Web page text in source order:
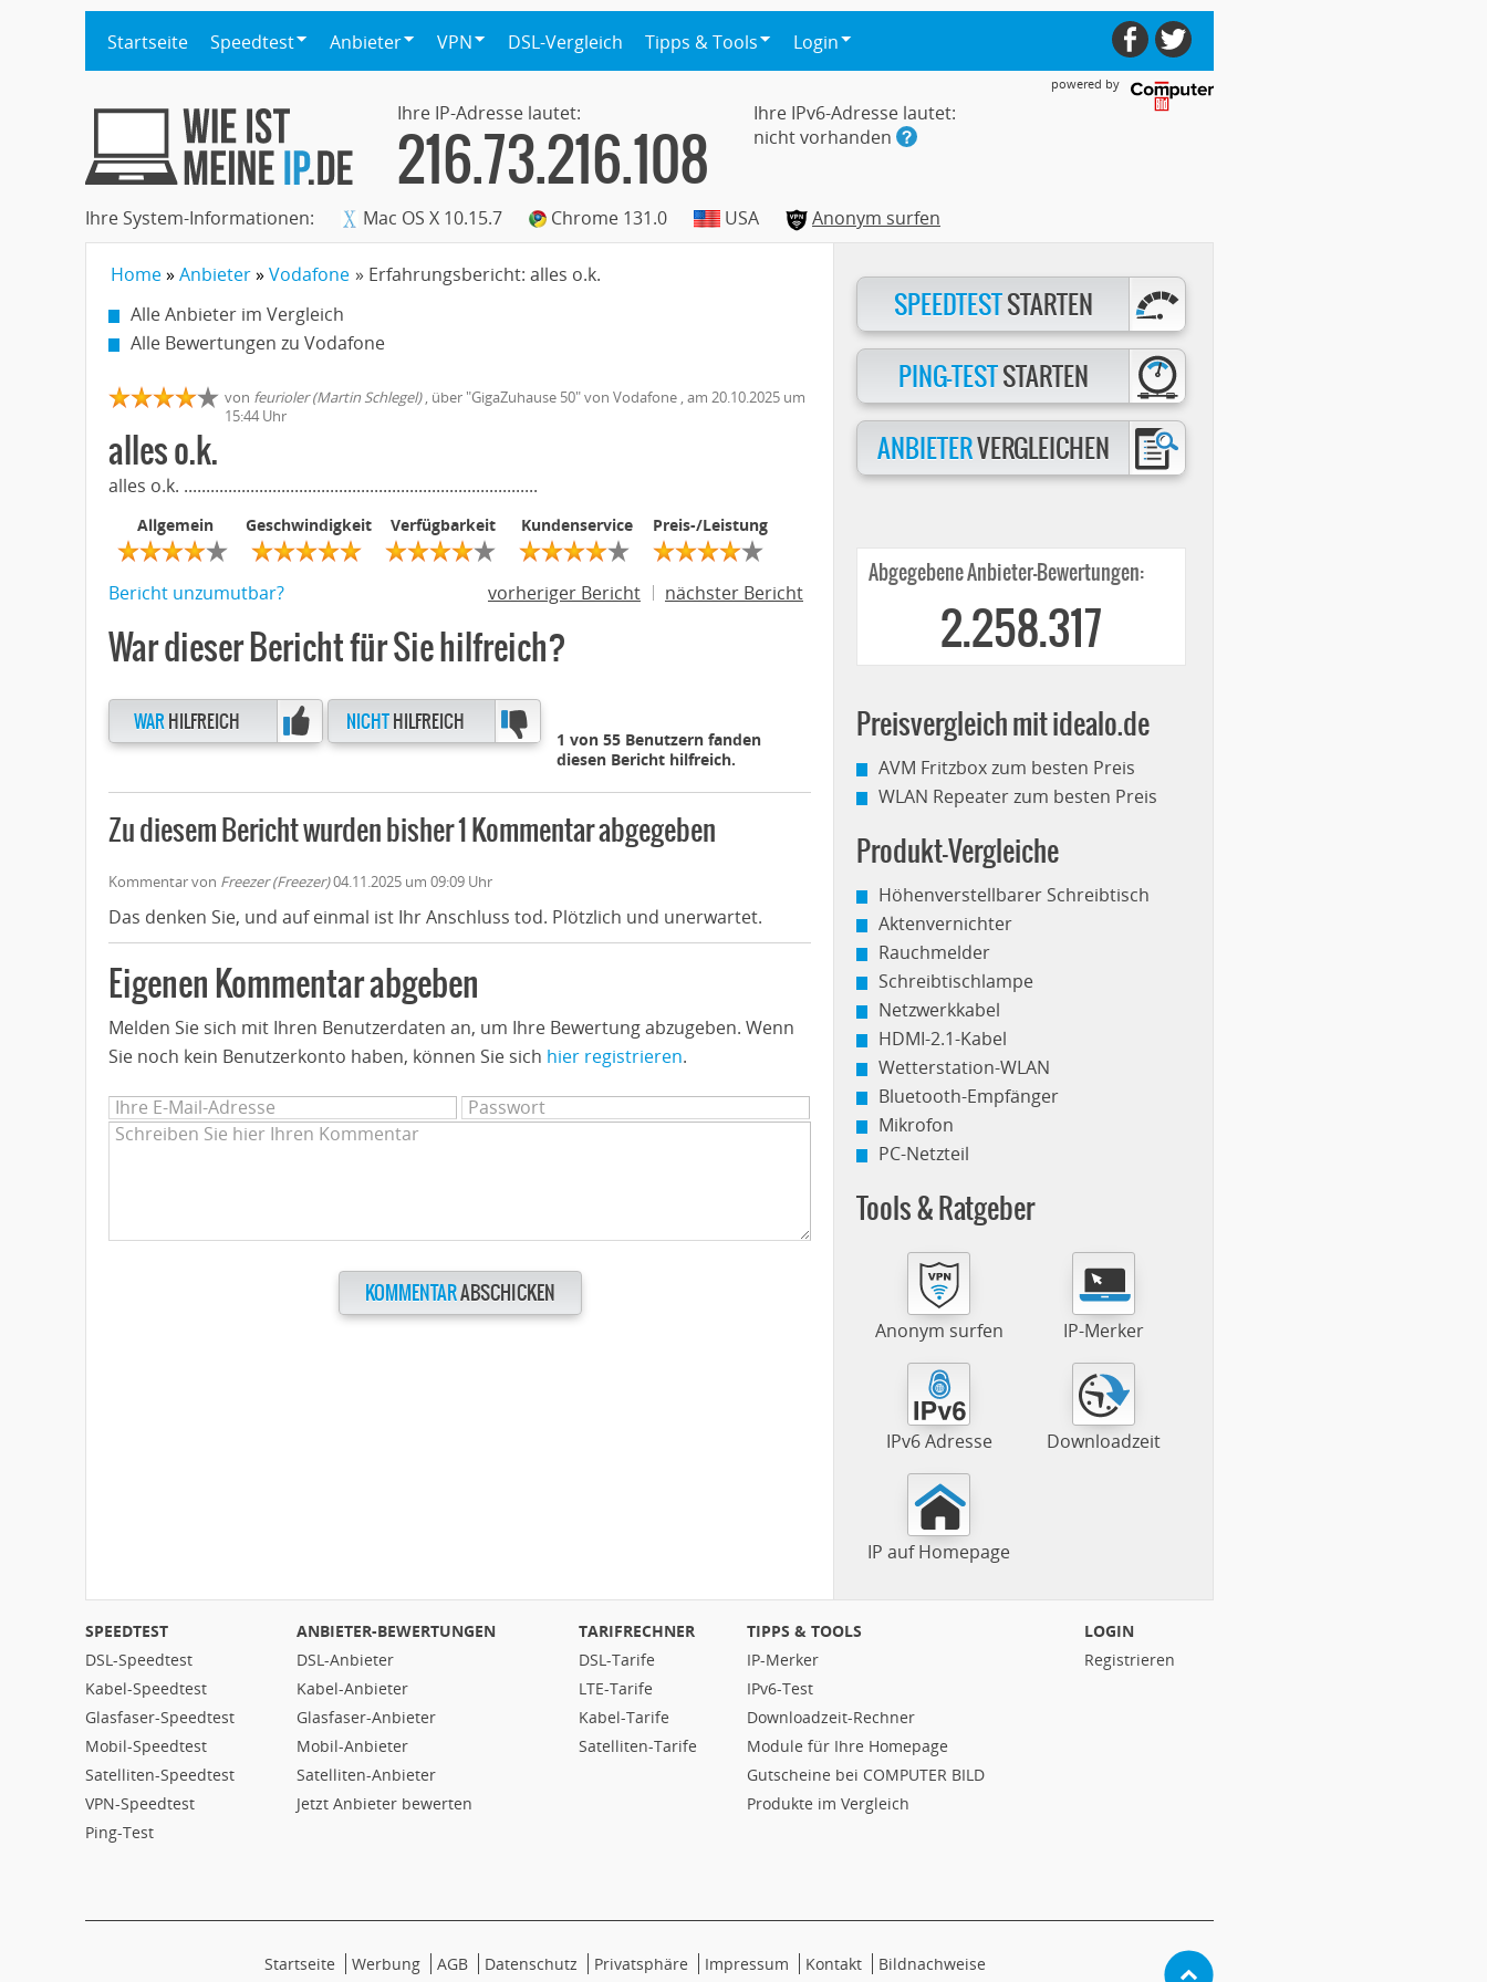
Startseite Speedtest Anbieter VPN DSL-Vergleich Tipps & Tools Login
powered by
Ihre IP-Adresse lautet:
216.73.216.108
Ihre IPv6-Adresse lautet:
nicht vorhanden
Ihre System-Informationen: Mac OS X 10.15.7 Chrome 131.0 USA Anonym surfen
Home Anbieter Vodafone » Erfahrungsbericht: alles o.k.
Alle Anbieter im Vergleich
Alle Bewertungen zu Vodafone
von feurioler (Martin Schlegel), über "GigaZuhause 50" von Vodafone , am 20.10.2025 um
15:44 Uhr
alles o.k.
alles o.k. ................................................................................
Allgemein Geschwindigkeit Verfügbarkeit Kundenservice Preis-/Leistung
Bericht unzumutbar? vorheriger Bericht nächster Bericht
War dieser Bericht für Sie hilfreich?
WAR HILFREICH NICHTHILFREICH
1 von 55 Benutzern fanden
diesen Bericht hilfreich.
Zu diesem Bericht wurden bisher 1 Kommentar abgegeben
Kommentar von Freezer (Freezer)04.11.2025 um 09:09 Uhr
Das denken Sie, und auf einmal ist Ihr Anschluss tod. Plötzlich und unerwartet.
Eigenen Kommentar abgeben
Melden Sie sich mit Ihren Benutzerdaten an, um Ihre Bewertung abzugeben. Wenn
Sie noch kein Benutzerkonto haben, können Sie sich hier registrieren.
KOMMENTARABSCHICKEN
SPEEDTESTSTARTEN
PING-TESTSTARTEN
ANBIETERVERGLEICHEN
Abgegebene Anbieter-Bewertungen:
2.258.317
Preisvergleich mit idealo.de
AVM Fritzbox zum besten Preis
WLAN Repeater zum besten Preis
Produkt-Vergleiche
Höhenverstellbarer Schreibtisch
Aktenvernichter
Rauchmelder
Schreibtischlampe
Netzwerkkabel
HDMI-2.1-Kabel
Wetterstation-WLAN
Bluetooth-Empfänger
Mikrofon
PC-Netzteil
Tools & Ratgeber
Anonym surfen IP-Merker
IPv6 Adresse Downloadzeit
IP auf Homepage
SPEEDTEST
DSL-Speedtest
Kabel-Speedtest
Glasfaser-Speedtest
Mobil-Speedtest
Satelliten-Speedtest
VPN-Speedtest
Ping-Test
ANBIETER-BEWERTUNGEN
DSL-Anbieter
Kabel-Anbieter
Glasfaser-Anbieter
Mobil-Anbieter
Satelliten-Anbieter
Jetzt Anbieter bewerten
TARIFRECHNER
DSL-Tarife
LTE-Tarife
Kabel-Tarife
Satelliten-Tarife
TIPPS & TOOLS
IP-Merker
IPv6-Test
Downloadzeit-Rechner
Module für Ihre Homepage
Gutscheine bei COMPUTER BILD
Produkte im Vergleich
LOGIN
Registrieren
Startseite Werbung AGB Datenschutz Privatsphäre Impressum Kontakt Bildnachweise